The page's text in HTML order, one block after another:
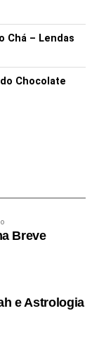
Chá – Lendas
Chocolate
Breve
e Astrologia